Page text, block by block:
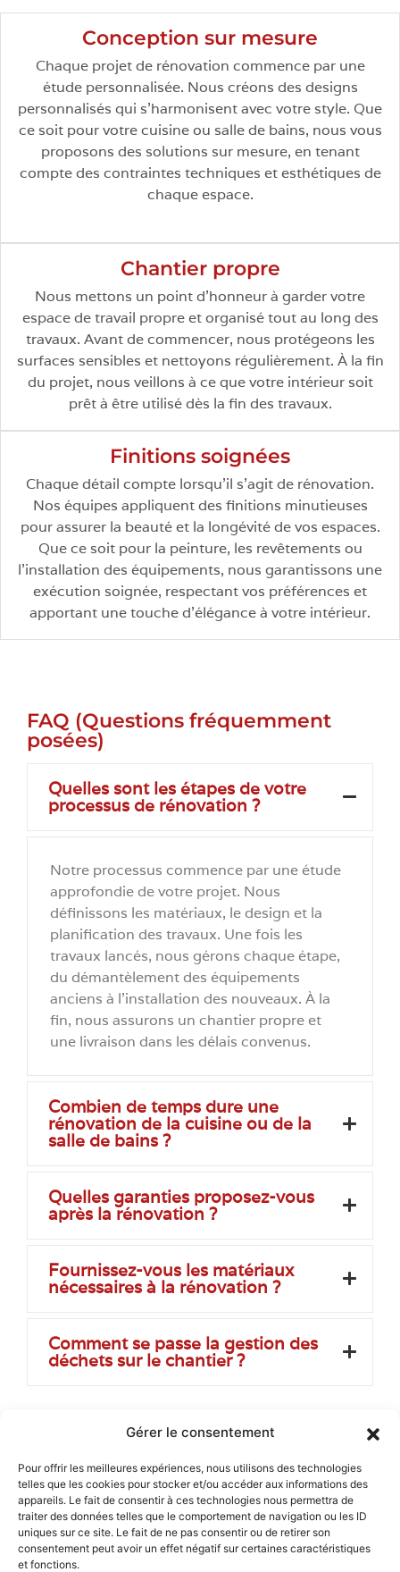
Gérer le consentement
Pour offrir les meilleures expériences, nous utilisons des technologies
telles que les cookies pour stocker et/ou accéder aux informations des
appareils. Le fait de consentir à ces technologies nous permettra de
traiter des données telles que le comportement de navigation ou les ID
uniques sur ce site. Le fait de ne pas consentir ou de retirer son
consentement peut avoir un effet négatif sur certaines caractéristiques
et fonctions.
Conception sur mesure
Chaque projet de rénovation commence par une
étude personnalisée. Nous créons des designs
personnalisés qui s’harmonisent avec votre style. Que
ce soit pour votre cuisine ou salle de bains, nous vous
proposons des solutions sur mesure, en tenant
compte des contraintes techniques et esthétiques de
chaque espace.
Chantier propre
Nous mettons un point d’honneur à garder votre
espace de travail propre et organisé tout au long des
travaux. Avant de commencer, nous protégeons les
surfaces sensibles et nettoyons régulièrement. À la fin
du projet, nous veillons à ce que votre intérieur soit
prêt à être utilisé dès la fin des travaux.
Finitions soignées
Chaque détail compte lorsqu’il s’agit de rénovation.
Nos équipes appliquent des finitions minutieuses
pour assurer la beauté et la longévité de vos espaces.
Que ce soit pour la peinture, les revêtements ou
l’installation des équipements, nous garantissons une
exécution soignée, respectant vos préférences et
apportant une touche d’élégance à votre intérieur.
FAQ (Questions fréquemment
posées)
Quelles sont les étapes de votre
processus de rénovation ?
Notre processus commence par une étude
approfondie de votre projet. Nous
définissons les matériaux, le design et la
planification des travaux. Une fois les
travaux lancés, nous gérons chaque étape,
du démantèlement des équipements
anciens à l'installation des nouveaux. À la
fin, nous assurons un chantier propre et
une livraison dans les délais convenus.
Combien de temps dure une
rénovation de la cuisine ou de la
salle de bains ?
Quelles garanties proposez-vous
après la rénovation ?
Fournissez-vous les matériaux
nécessaires à la rénovation ?
Comment se passe la gestion des
déchets sur le chantier ?
Nous intervenons aussi
Rénovation intérieure à Embrun
Rénovation intérieure à Chorges
Rénovation intérieure à Gap
Rénovation intérieure à La Seyne-sur-Mer
Rénovation intérieure à Saint-Cyr-sur-Mer
Rénovation intérieure à Six-Fours-les-Plages
Menu
Accueil